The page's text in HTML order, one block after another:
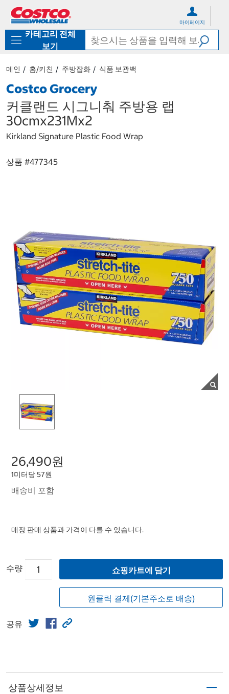
로
기
가
마이페이지
카테고리 전체
보기
메인 홈/키친 주방잡화 식품 보관백
Costco Grocery
커클랜드 시그니춰 주방용 랩
30cmx231Mx2
Kirkland Signature Plastic Food Wrap
상품 #477345
26,490원
1미터당 57원
배송비 포함
매장 판매 상품과 가격이 다를 수 있습니다.
수량 쇼핑카트에 담기
원클릭 결제(기본주소로 배송)
공유
상품상세정보